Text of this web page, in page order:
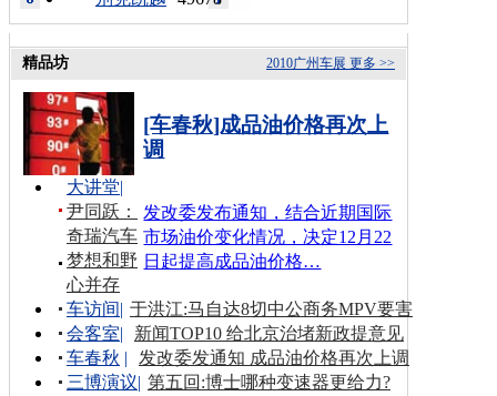
更多 >>
2010广州车展
精品坊
[车春秋]成品油价格再次上
调
发改委发布通知，结合近期国际
市场油价变化情况，决定12月22
日起提高成品油价格…
大讲堂|
尹同跃：
奇瑞汽车
梦想和野
心并存
车访间| 于洪江:马自达8切中公商务MPV要害
会客室|
新闻TOP10 给北京治堵新政提意见
车春秋 |
发改委发通知 成品油价格再次上调
三博演议| 第五回:博士哪种变速器更给力?